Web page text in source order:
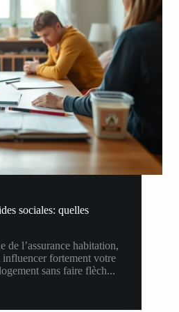
sociales: quelles
de l’assurance habitation,
influencer fortement votre
sans faire flèch...